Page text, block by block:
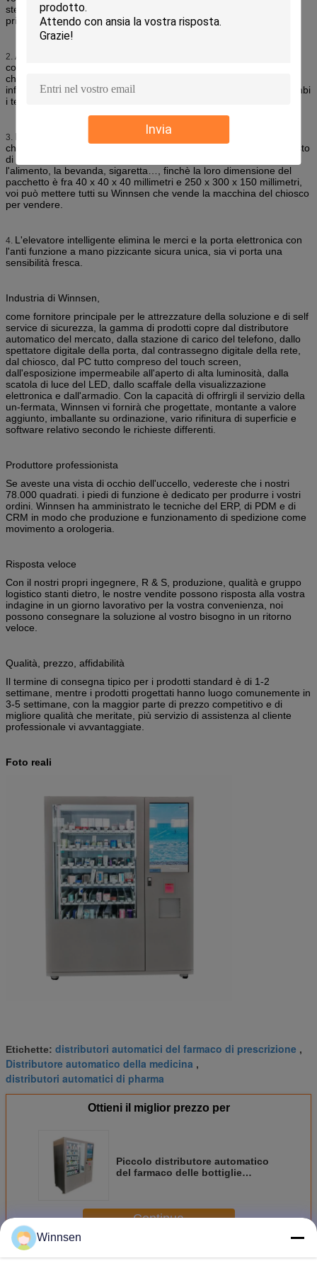
Invia
stesso tempo. Gli utenti potrebbero scegliere le loro lingue madri
prima dell'acquisto.
2. Al giorno d'oggi il touch screen interattivo rende il mondo
completamente differente. Winnsen che vende la macchina del
chiosco è con 22 o il touch screen a 32 pollici per visualizzare le
informazioni delle istruzioni e delle merci dell'operazione in entrambi
i testi ed immagini.
3. Il canale regolabile su Winnsen che vende la macchina del
chiosco vi aiuta apacity di vendite di aumento, mentre riduca il costo
di operazione al più. Nessuna materia che volete vendere
l'alimento, la bevanda, sigaretta…, finchè la loro dimensione del
pacchetto è fra 40 x 40 x 40 millimetri e 250 x 300 x 150 millimetri,
voi può mettere tutti su Winnsen che vende la macchina del chiosco
per vendere.
4. L'elevatore intelligente elimina le merci e la porta elettronica con
l'anti funzione a mano pizzicante sicura unica, sia vi porta una
sensibilità fresca.
Industria di Winnsen,
come fornitore principale per le attrezzature della soluzione e di self
service di sicurezza, la gamma di prodotti copre dal distributore
automatico del mercato, dalla stazione di carico del telefono, dallo
spettatore digitale della porta, dal contrassegno digitale della rete,
dal chiosco, dal PC tutto compreso del touch screen,
dall'esposizione impermeabile all'aperto di alta luminosità, dalla
scatola di luce del LED, dallo scaffale della visualizzazione
elettronica e dall'armadio. Con la capacità di offrirgli il servizio della
un-fermata, Winnsen vi fornirà che progettate, montante a valore
aggiunto, imballante su ordinazione, vario rifinitura di superficie e
software relativo secondo le richieste differenti.
Produttore professionista
Se aveste una vista di occhio dell'uccello, vedereste che i nostri
78.000 quadrati. i piedi di funzione è dedicato per produrre i vostri
ordini. Winnsen ha amministrato le tecniche del ERP, di PDM e di
CRM in modo che produzione e funzionamento di spedizione come
movimento a orologeria.
Risposta veloce
Con il nostri propri ingegnere, R & S, produzione, qualità e gruppo
logistico stanti dietro, le nostre vendite possono risposta alla vostra
indagine in un giorno lavorativo per la vostra convenienza, noi
possono consegnare la soluzione al vostro bisogno in un ritorno
veloce.
Qualità, prezzo, affidabilità
Il termine di consegna tipico per i prodotti standard è di 1-2
settimane, mentre i prodotti progettati hanno luogo comunemente in
3-5 settimane, con la maggior parte di prezzo competitivo e di
migliore qualità che meritate, più servizio di assistenza al cliente
professionale vi avvantaggiate.
Foto reali
Etichette: distributori automatici del farmaco di prescrizione ,
Distributore automatico della medicina ,
distributori automatici di pharma
Ottieni il miglior prezzo per
Piccolo distributore automatico
del farmaco delle bottiglie
informazioni
Continua
PiùDistributore automatico della farmacia
Winnsen